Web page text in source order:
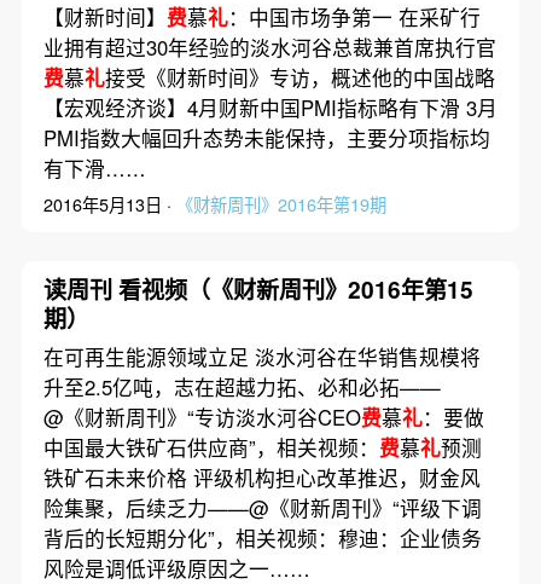
【财新时间】 费慕礼：中国市场争第一 在采矿行
业拥有超过30年经验的淡水河谷总裁兼首席执行官
费慕礼接受《财新时间》专访，概述他的中国战略
【宏观经济谈】4月财新中国PMI指标略有下滑 3月
PMI指数大幅回升态势未能保持，主要分项指标均
有下滑……
2016年5月13日 · 《财新周刊》2016年第19期
读周刊 看视频（《财新周刊》2016年第15
期）
在可再生能源领域立足 淡水河谷在华销售规模将
升至2.5亿吨，志在超越力拓、必和必拓——
@《财新周刊》“专访淡水河谷CEO费慕礼：要做
中国最大铁矿石供应商”，相关视频： 费慕礼预测
铁矿石未来价格 评级机构担心改革推迟，财金风
险集聚，后续乏力——@《财新周刊》“评级下调
背后的长短期分化”，相关视频：穆迪：企业债务
风险是调低评级原因之一……